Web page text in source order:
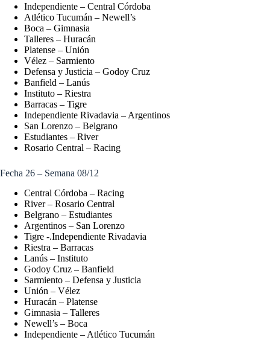
Independiente – Central Córdoba
Atlético Tucumán – Newell’s
Boca – Gimnasia
Talleres – Huracán
Platense – Unión
Vélez – Sarmiento
Defensa y Justicia – Godoy Cruz
Banfield – Lanús
Instituto – Riestra
Barracas – Tigre
Independiente Rivadavia – Argentinos
San Lorenzo – Belgrano
Estudiantes – River
Rosario Central – Racing
Fecha 26 – Semana 08/12
Central Córdoba – Racing
River – Rosario Central
Belgrano – Estudiantes
Argentinos – San Lorenzo
Tigre -.Independiente Rivadavia
Riestra – Barracas
Lanús – Instituto
Godoy Cruz – Banfield
Sarmiento – Defensa y Justicia
Unión – Vélez
Huracán – Platense
Gimnasia – Talleres
Newell’s – Boca
Independiente – Atlético Tucumán